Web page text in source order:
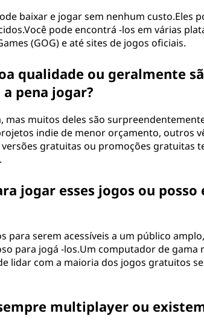
baixar e jogar sem nenhum custo.Eles
pode encontrá -los em várias
(GOG) e até sites de jogos oficiais.
qualidade ou geralmente
pena jogar?
mas muitos deles são
indie de menor orçamento, outros
gratuitas ou promoções gratuitas
jogar esses jogos ou posso
para serem acessíveis a um público
para jogá -los.Um computador de gama
lidar com a maioria dos jogos gratuitos
multiplayer ou